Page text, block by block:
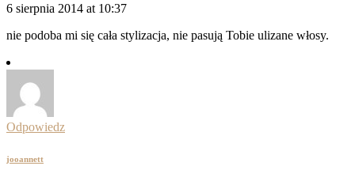
6 sierpnia 2014 at 10:37
nie podoba mi się cała stylizacja, nie pasują Tobie ulizane włosy.
Odpowiedz
jooannett